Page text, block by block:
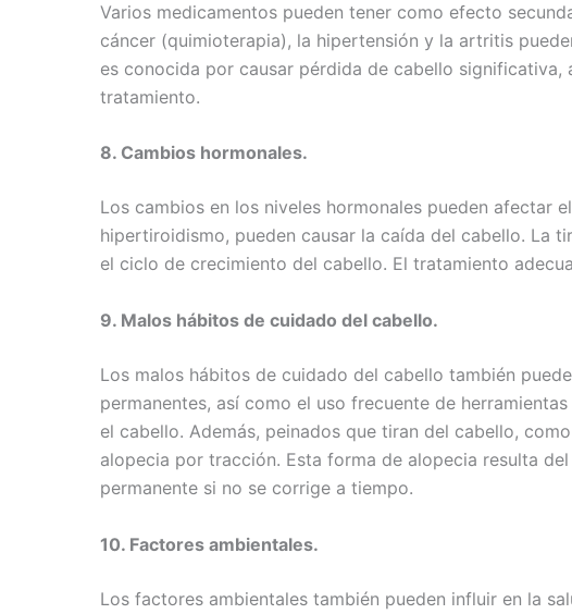
Varios medicamentos pueden tener como efecto
cáncer (quimioterapia), la hipertensión y la artritis
es conocida por causar pérdida de cabello
tratamiento.
8. Cambios hormonales.
Los cambios en los niveles hormonales pueden
hipertiroidismo, pueden causar la caída del cabello. La
el ciclo de crecimiento del cabello. El tratamiento
9. Malos hábitos de cuidado del cabello.
Los malos hábitos de cuidado del cabello también
permanentes, así como el uso frecuente de
el cabello. Además, peinados que tiran del cabello,
alopecia por tracción. Esta forma de alopecia resulta
permanente si no se corrige a tiempo.
10. Factores ambientales.
Los factores ambientales también pueden influir en la